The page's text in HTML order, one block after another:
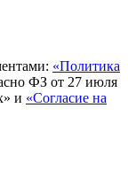
«Политика
ФЗ от 27 июля
и «Согласие на